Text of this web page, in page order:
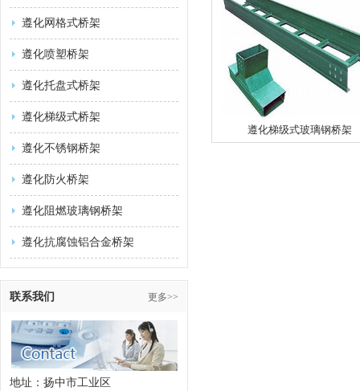
遵化网格式桥架
遵化喷塑桥架
遵化托盘式桥架
遵化梯级式桥架
遵化不锈钢桥架
遵化防火桥架
遵化阻燃玻璃钢桥架
遵化抗腐蚀铝合金桥架
联系我们 更多>>
地址：扬中市工业区
遵化梯级式玻璃钢桥架